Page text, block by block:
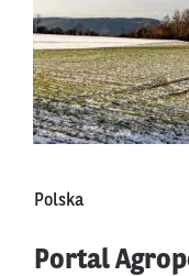
Polska
Portal